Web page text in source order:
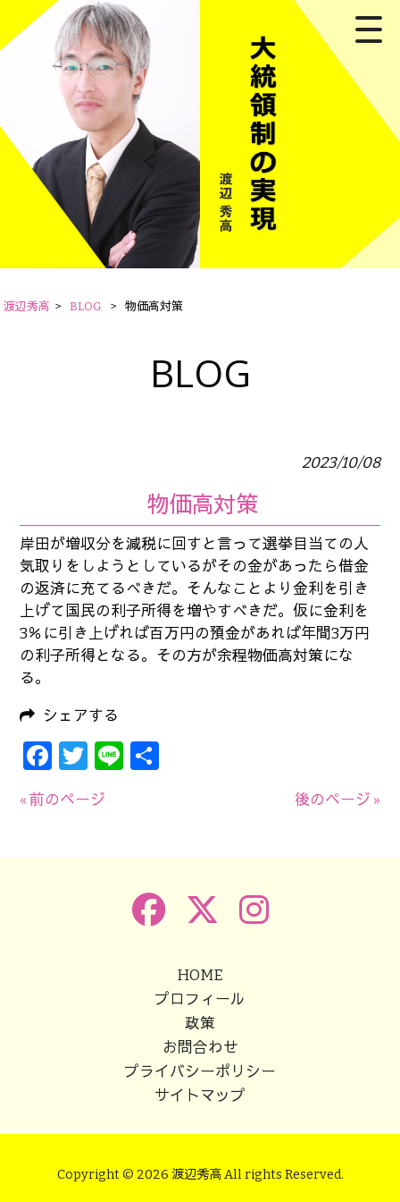
渡辺秀高 > BLOG > 物価高対策
BLOG
2023/10/08
物価高対策
岸田が増収分を減税に回すと言って選挙目当ての人
気取りをしようとしているがその金があったら借金
の返済に充てるべきだ。そんなことより金利を引き
上げて国民の利子所得を増やすべきだ。仮に金利を
3％に引き上げれば百万円の預金があれば年間3万円
の利子所得となる。その方が余程物価高対策にな
る。
シェアする
Facebook
Twitter
Line
« 前のページ 後のページ »
HOME
プロフィール
政策
お問合わせ
プライバシーポリシー
サイトマップ
Copyright © 2026 渡辺秀高 All rights Reserved.